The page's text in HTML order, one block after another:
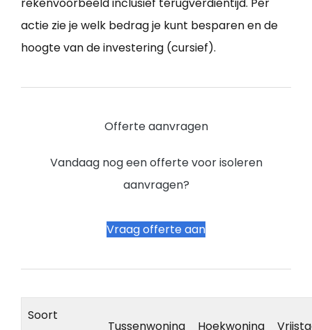
actie zie je welk bedrag je kunt besparen en de
hoogte van de investering (cursief).
Offerte aanvragen
Vandaag nog een offerte voor isoleren
aanvragen?
Vraag offerte aan
Soort
Tussenwoning Hoekwoning